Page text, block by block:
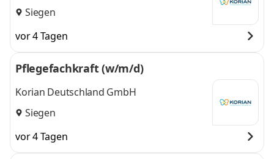
Siegen
vor 4 Tagen
Pflegefachkraft (w/m/d)
Korian Deutschland GmbH
Siegen
vor 4 Tagen